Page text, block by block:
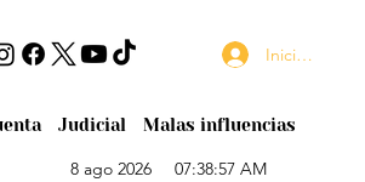
Judicial Malas influencias
Iniciar sesión
8 ago 2026 07:38:57 AM